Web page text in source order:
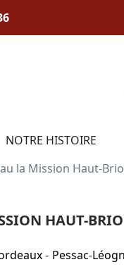
NOTRE HISTOIRE
la Mission Haut-
HAUT-
- Pessac-